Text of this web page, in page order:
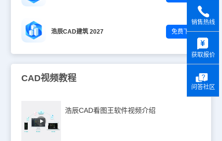
浩辰CAD建筑 2027 免费下载
CAD视频教程
浩辰CAD看图王软件视频介绍
销售热线
获取报价
问答社区